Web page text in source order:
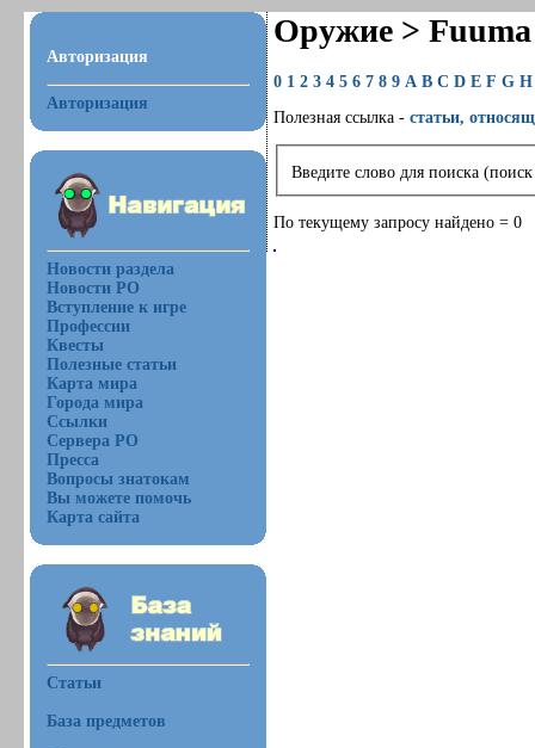
Авторизация
Авторизация
Новости раздела
Новости РО
Вступление к игре
Профессии
Квесты
Полезные статьи
Карта мира
Города мира
Ссылки
Сервера РО
Пресса
Вопросы знатокам
Вы можете помочь
Карта сайта
Статьи
База предметов
Оружие >
0 1 2 3 4 5 6 7 8 9 A B C D E F G H
Полезная ссылка -статьи,
Введите слово для поиска
По текущему запросу найдено = 0